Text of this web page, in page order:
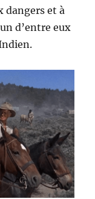
dangers et à
d’entre eux